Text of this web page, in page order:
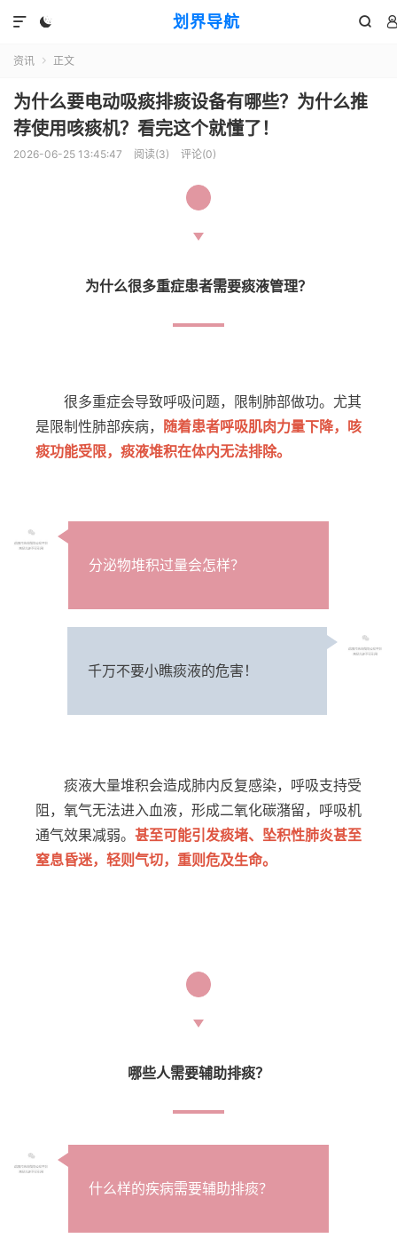
划界导航
 

资讯  正文
为什么要电动吸痰排痰设备有哪些？为什么推
荐使用咳痰机？看完这个就懂了！
2026-06-25 13:45:47 阅读(3) 评论(0)
1
为什么很多重症患者需要痰液管理？
很多重症会导致呼吸问题，限制肺部做功。尤其
是限制性肺部疾病，
随着患者呼吸肌肉力量下降，咳
痰功能受限，痰液堆积在体内无法排除。
分泌物堆积过量会怎样？
千万不要小瞧痰液的危害！
痰液大量堆积会造成肺内反复感染，呼吸支持受
阻，氧气无法进入血液，形成二氧化碳潴留，呼吸机
通气效果减弱。 甚至可能引发痰堵、坠积性肺炎甚至
窒息昏迷，轻则气切，重则危及生命。
2
哪些人需要辅助排痰？
什么样的疾病需要辅助排痰？